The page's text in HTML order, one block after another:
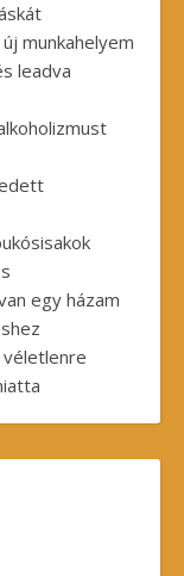
munkahelyem
leadva
egy házam
véletlenre